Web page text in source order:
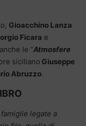
Gioacchino Lanza
Ficara e
le “Atmosfere
siciliano Giuseppe
Abruzzo.
legate a